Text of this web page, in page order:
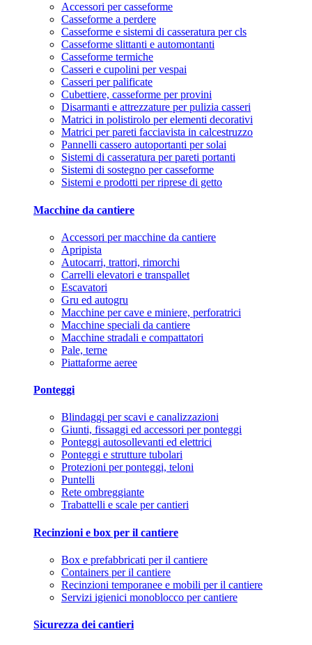
Accessori per casseforme
Casseforme a perdere
Casseforme e sistemi di casseratura per cls
Casseforme slittanti e automontanti
Casseforme termiche
Casseri e cupolini per vespai
Casseri per palificate
Cubettiere, casseforme per provini
Disarmanti e attrezzature per pulizia casseri
Matrici in polistirolo per elementi decorativi
Matrici per pareti facciavista in calcestruzzo
Pannelli cassero autoportanti per solai
Sistemi di casseratura per pareti portanti
Sistemi di sostegno per casseforme
Sistemi e prodotti per riprese di getto
Macchine da cantiere
Accessori per macchine da cantiere
Apripista
Autocarri, trattori, rimorchi
Carrelli elevatori e transpallet
Escavatori
Gru ed autogru
Macchine per cave e miniere, perforatrici
Macchine speciali da cantiere
Macchine stradali e compattatori
Pale, terne
Piattaforme aeree
Ponteggi
Blindaggi per scavi e canalizzazioni
Giunti, fissaggi ed accessori per ponteggi
Ponteggi autosollevanti ed elettrici
Ponteggi e strutture tubolari
Protezioni per ponteggi, teloni
Puntelli
Rete ombreggiante
Trabattelli e scale per cantieri
Recinzioni e box per il cantiere
Box e prefabbricati per il cantiere
Containers per il cantiere
Recinzioni temporanee e mobili per il cantiere
Servizi igienici monoblocco per cantiere
Sicurezza dei cantieri